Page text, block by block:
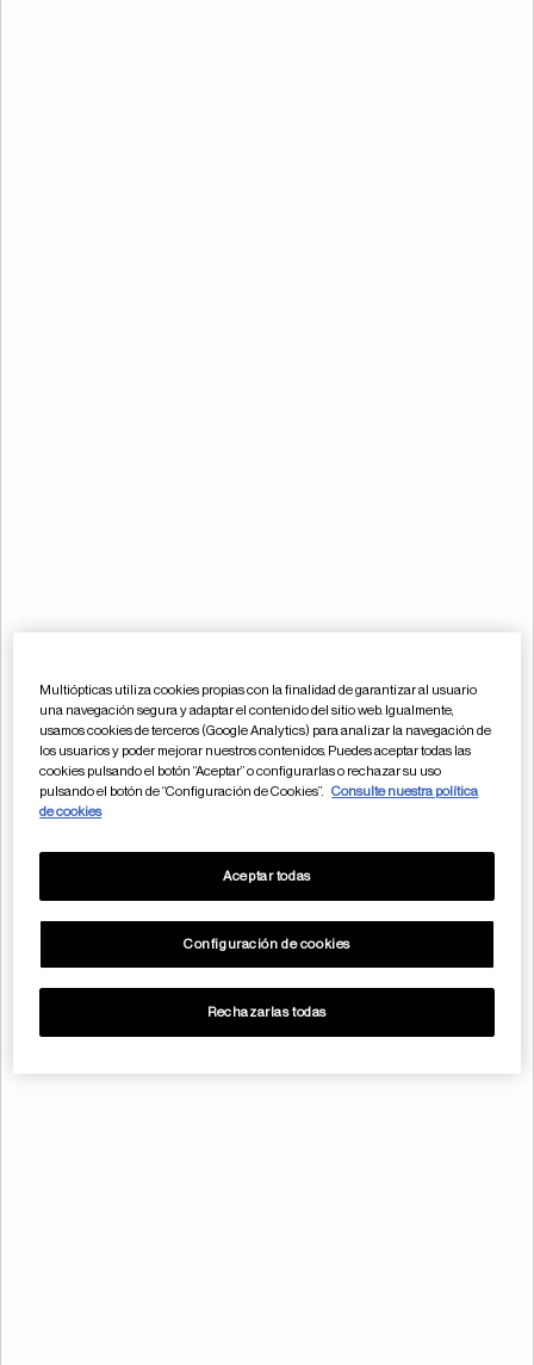
Multiópticas utiliza cookies propias con la finalidad de garantizar al usuario
una navegación segura y adaptar el contenido del sitio web. Igualmente,
usamos cookies de terceros (Google Analytics) para analizar la navegación de
los usuarios y poder mejorar nuestros contenidos. Puedes aceptar todas las
cookies pulsando el botón “Aceptar” o configurarlas o rechazar su uso
pulsando el botón de “Configuración de Cookies”.
Consulte nuestra política
de cookies
Configuración de cookies
Rechazarlas todas
Aceptar todas